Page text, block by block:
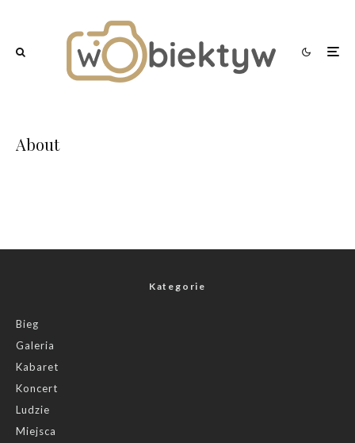
About
Kategorie
Bieg
Galeria
Kabaret
Koncert
Ludzie
Miejsca